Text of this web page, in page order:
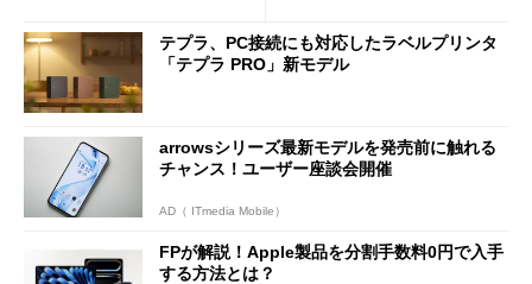
テプラ、PC接続にも対応したラベルプリンタ
「テプラ PRO」新モデル
arrowsシリーズ最新モデルを発売前に触れる
チャンス！ユーザー座談会開催
AD（ ITmedia Mobile）
FPが解説！Apple製品を分割手数料0円で入手
する方法とは？